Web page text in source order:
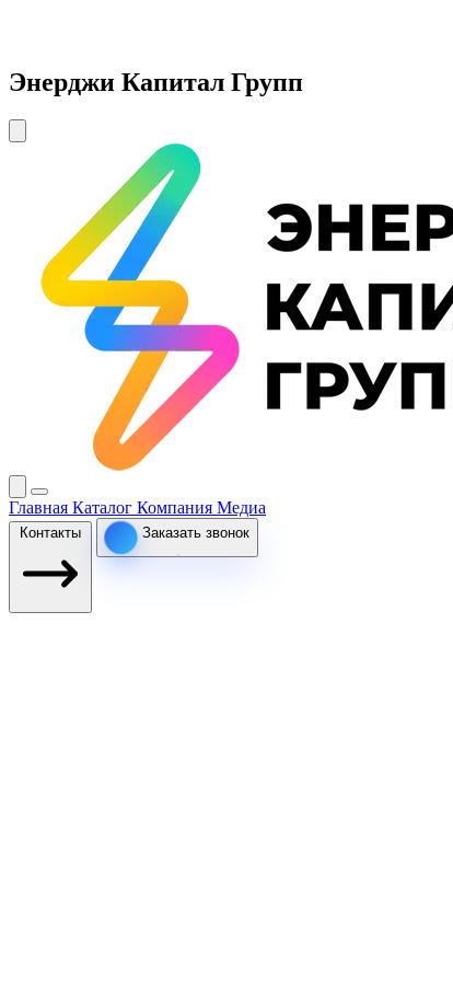
Энерджи Капитал Групп
Главная Каталог Компания Медиа
Контакты Заказать звонок